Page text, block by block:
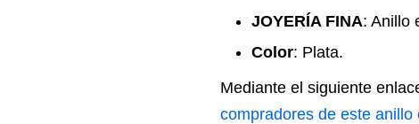
JOYERÍA FINA: Anillo
Color: Plata.
Mediante el siguiente
compradores de este anillo